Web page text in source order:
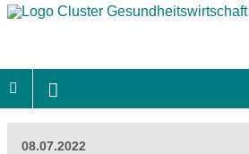
08.07.2022